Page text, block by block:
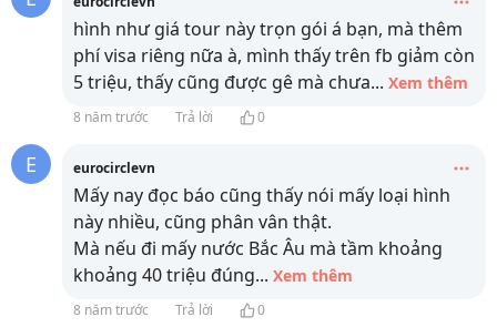
hình như giá tour này trọn gói á bạn, mà thêm
phí visa riêng nữa à, mình thấy trên fb giảm còn
5 triệu, thấy cũng được gê mà chưa... Xem thêm
8 năm trước Trả lời 0
E eurocirclevn
Mấy nay đọc báo cũng thấy nói mấy loại hình
này nhiều, cũng phân vân thật.
Mà nếu đi mấy nước Bắc Âu mà tầm khoảng
khoảng 40 triệu đúng... Xem thêm
8 năm trước Trả lời 0